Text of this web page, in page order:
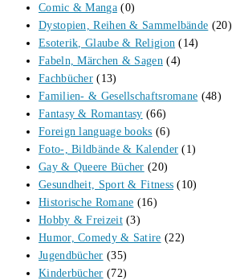
Comic & Manga (0)
Dystopien, Reihen & Sammelbände (20)
Esoterik, Glaube & Religion (14)
Fabeln, Märchen & Sagen (4)
Fachbücher (13)
Familien- & Gesellschaftsromane (48)
Fantasy & Romantasy (66)
Foreign language books (6)
Foto-, Bildbände & Kalender (1)
Gay & Queere Bücher (20)
Gesundheit, Sport & Fitness (10)
Historische Romane (16)
Hobby & Freizeit (3)
Humor, Comedy & Satire (22)
Jugendbücher (35)
Kinderbücher (72)